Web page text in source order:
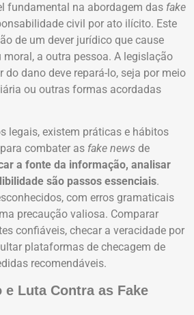
fundamental na abordagem das fake
civil por ato ilícito. Este
de um dever jurídico que cause
a outra pessoa. A legislação
do dano deve repará-lo, seja por meio
ou outras formas acordadas
legais, existem práticas e hábitos
combater as fake news de
a fonte da informação, analisar
são passos essenciais.
com erros gramaticais
precaução valiosa. Comparar
confiáveis, checar a veracidade por
plataformas de checagem de
recomendáveis.
e Luta Contra as Fake